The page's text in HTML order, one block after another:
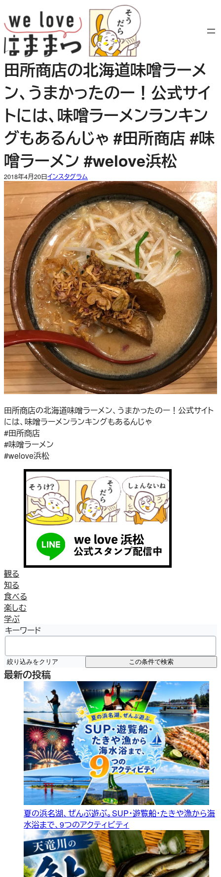
容
を
ス
キ
ッ
プ
田所商店の北海道味噌ラーメ
ン、うまかったのー！公式サイ
トには、味噌ラーメンランキン
グもあるんじゃ #田所商店 #味
噌ラーメン #welove浜松
2018年4月20日インスタグラム
田所商店の北海道味噌ラーメン、うまかったのー！公式サイト
には、味噌ラーメンランキングもあるんじゃ
#田所商店
#味噌ラーメン
#welove浜松
観る
知る
食べる
楽しむ
学ぶ
キーワード
絞り込みをクリア この条件で検索
最新の投稿
夏の浜名湖、ぜんぶ遊ぶ。SUP・遊覧船・たきや漁から海
水浴まで、9つのアクティビティ